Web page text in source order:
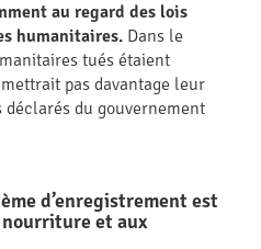
au regard des lois
humanitaires. Dans le
tués étaient
pas davantage leur
du gouvernement
d’enregistrement est
nourriture et aux